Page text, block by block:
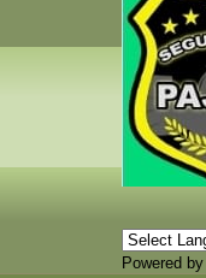
Powered by